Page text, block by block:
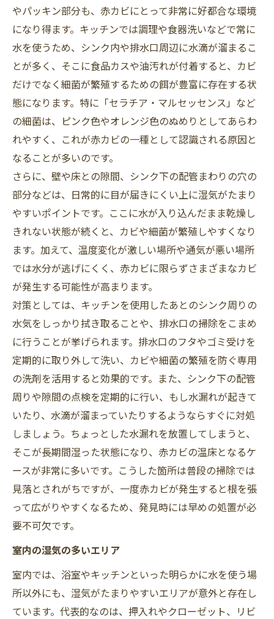
やパッキン部分も、赤カビにとって非常に好都合な環境
になり得ます。キッチンでは調理や食器洗いなどで常に
水を使うため、シンク内や排水口周辺に水滴が溜まるこ
とが多く、そこに食品カスや油汚れが付着すると、カビ
だけでなく細菌が繁殖するための餌が豊富に存在する状
態になります。特に「セラチア・マルセッセンス」など
の細菌は、ピンク色やオレンジ色のぬめりとしてあらわ
れやすく、これが赤カビの一種として認識される原因と
なることが多いのです。
さらに、壁や床との隙間、シンク下の配管まわりの穴の
部分などは、日常的に目が届きにくい上に湿気がたまり
やすいポイントです。ここに水が入り込んだまま乾燥し
きれない状態が続くと、カビや細菌が繁殖しやすくなり
ます。加えて、温度変化が激しい場所や通気が悪い場所
では水分が逃げにくく、赤カビに限らずさまざまなカビ
が発生する可能性が高まります。
対策としては、キッチンを使用したあとのシンク周りの
水気をしっかり拭き取ることや、排水口の掃除をこまめ
に行うことが挙げられます。排水口のフタやゴミ受けを
定期的に取り外して洗い、カビや細菌の繁殖を防ぐ専用
の洗剤を活用すると効果的です。また、シンク下の配管
周りや隙間の点検を定期的に行い、もし水漏れが起きて
いたり、水滴が溜まっていたりするようならすぐに対処
しましょう。ちょっとした水漏れを放置してしまうと、
そこが長期間湿った状態になり、赤カビの温床となるケ
ースが非常に多いです。こうした箇所は普段の掃除では
見落とされがちですが、一度赤カビが発生すると根を張
って広がりやすくなるため、発見時には早めの処置が必
要不可欠です。
室内の湿気の多いエリア
室内では、浴室やキッチンといった明らかに水を使う場
所以外にも、湿気がたまりやすいエリアが意外と存在し
ています。代表的なのは、押入れやクローゼット、リビ